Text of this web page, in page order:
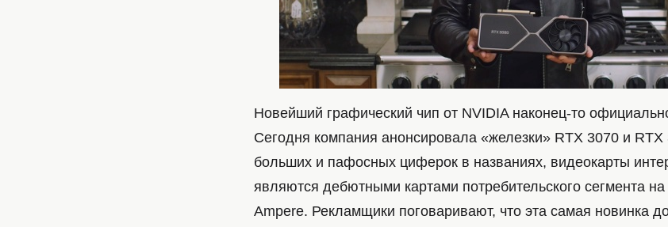
Новейший графический чип от NVIDIA наконец-то
Сегодня компания анонсировала «железки» RTX 3070 и
больших и пафосных циферок в названиях, видеокарты
являются дебютными картами потребительского сегмента на
Ampere. Рекламщики поговаривают, что эта самая новинка